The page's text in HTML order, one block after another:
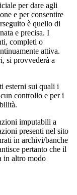
per dare agli
e per consentire
è quello di
e precisa. I
completi o
attiva.
si provvederà a
esterni sui quali i
controllo e per i
imputabili a
presenti nel sito
in archivi/banche
pertanto che il
in altro modo